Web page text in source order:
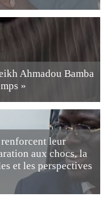
Ahmadou Bamba
»
renforcent leur
aux chocs, la
et les perspectives